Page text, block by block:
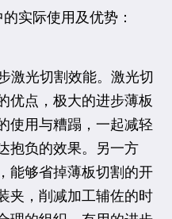
实际使用及优势：
激光切割效能。激光切
优点，极大的进步薄板
使用与糟蹋，一起减轻
抱负的效果。另一方
能够省掉薄板切割的开
夹，削减加工辅佐的时